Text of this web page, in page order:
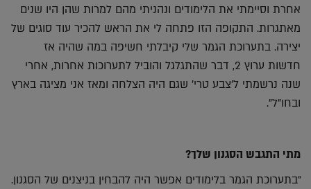
אחרת וסיימתי את הלימודים ונהניתי מהם למרות שהן היו שנים
מאתגרות. התקופה הזו פתחה לי את הראש להכיר עוד סוגים של
יצירה. בתערוכת הגמר שלי קיבלתי חשיפה במה שהיה אז
חדשות ערוץ 2, דבר שהתגלגל והוביל לתערוכות אחרות, אחרי
שנה נרשמתי ל'צבע טרי' שגם היה הצלחה ומאז אני מציגה בארץ
ובחו"ל".
מתי התגבש הסגנון שלך?
"בתערוכת הגמר בלימודים אפשר היה להבחין בניצנים של הסגנון.